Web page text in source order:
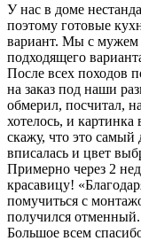
У нас в доме
поэтому готовые
вариант. Мы с мужем
подходящего
После всех походов
на заказ под наши
обмерил, посчитал,
хотелось, и
скажу, что это
вписалась и цвет
Примерно через 2
красавицу!
помучиться с
получился отменный.
Большое всем